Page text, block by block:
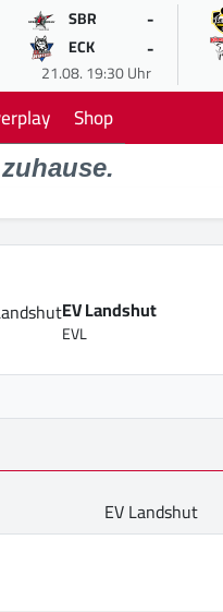
SBR -
ECK -
21.08. 19:30 Uhr
Shop
EV Landshut
EVL
EV Landshut